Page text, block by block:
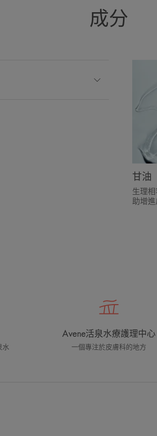
成分
甘油
生理
助增
水
Avene活泉水療護理中心
一個專注於皮膚科的地方